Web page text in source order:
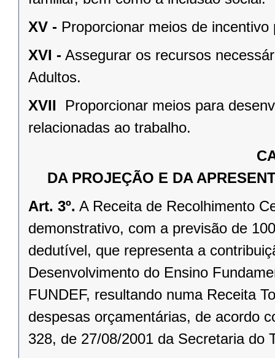
XV - Proporcionar meios de
XVI - Assegurar os recursos
Adultos.
XVII 
Proporcionar meios para
relacionadas ao trabalho.
DA PROJEÇÃO E DA
Art. 3º. A Receita de Recolhimento
demonstrativo, com a previsão de
dedutível, que representa a
Desenvolvimento do Ensino
FUNDEF, resultando numa Receita
despesas orçamentárias, de acordo
328, de 27/08/2001 da Secretaria do